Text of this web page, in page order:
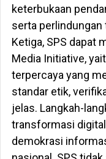
keterbukaan
serta
Ketiga, SPS dapat
Media Initiative,
terpercaya yang
standar etik,
jelas. Langkah-
transformasi
demokrasi